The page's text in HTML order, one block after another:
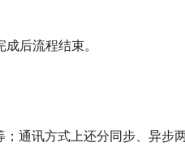
后流程结束。
通讯方式上还分同步、异步